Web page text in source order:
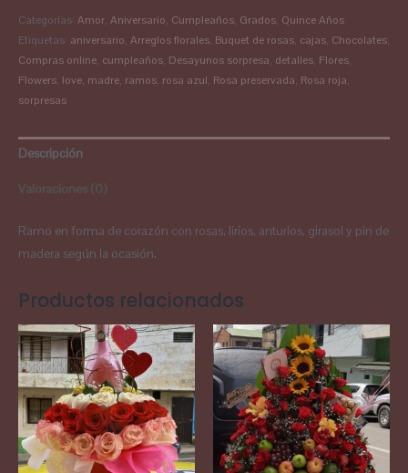
Categorías: Amor, Aniversario, Cumpleaños, Grados, Quince Años
Etiquetas: aniversario, Arreglos florales, Buquet de rosas, cajas, Chocolates,
Compras online, cumpleaños, Desayunos sorpresa, detalles, Flores,
Flowers, love, madre, ramos, rosa azul, Rosa preservada, Rosa roja,
sorpresas
Descripción
Valoraciones (0)
Ramo en forma de corazón con rosas, lirios, anturios, girasol y pin de
madera según la ocasión.
Productos relacionados